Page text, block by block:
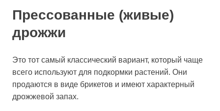
Прессованные (живые)
дрожжи
Это тот самый классический вариант, который чаще
всего используют для подкормки растений. Они
продаются в виде брикетов и имеют характерный
дрожжевой запах.